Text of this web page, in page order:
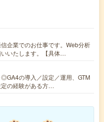
企業でのお仕事です。Web分析
いたします。【具体…
◎GA4の導入／設定／運用、GTM
の経験がある方…